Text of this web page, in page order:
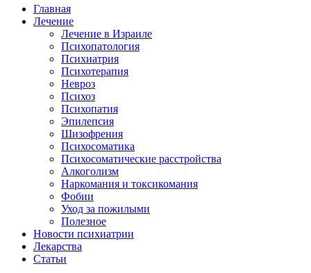
Главная
Лечение
Лечение в Израиле
Психопатология
Психиатрия
Психотерапия
Невроз
Психоз
Психопатия
Эпилепсия
Шизофрения
Психосоматика
Психосоматические расстройства
Алкоголизм
Наркомания и токсикомания
Фобии
Уход за пожилыми
Полезное
Новости психиатрии
Лекарства
Статьи